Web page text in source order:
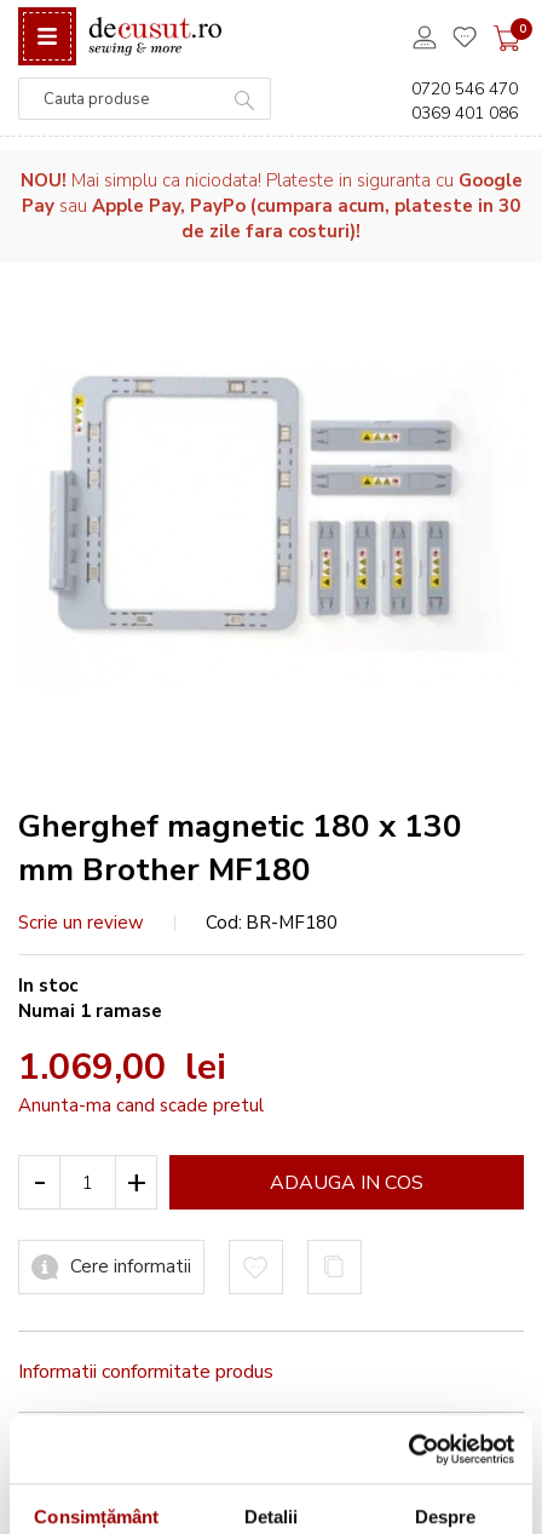
Consimțământ Detalii Despre
0
0720 546 470
0369 401 086
NOU! Mai simplu ca niciodata! Plateste in siguranta cu Google
Pay sau Apple Pay, PayPo (cumpara acum, plateste in 30
de zile fara costuri)!
Gherghef magnetic 180 x 130
mm Brother MF180
Scrie un review Cod BR-MF180
In stoc
Numai 1 ramase
1.069,00 lei
Anunta-ma cand scade pretul
- + ADAUGA IN COS
Cere informatii
Informatii conformitate produs